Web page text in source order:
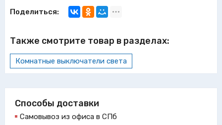
Поделиться:
Также смотрите товар в разделах:
Комнатные выключатели света
Способы доставки
Самовывоз из офиса в СПб